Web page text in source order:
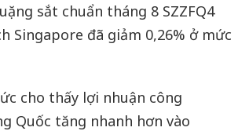
sắt chuẩn tháng 8 SZZFQ4
Singapore đã giảm 0,26% ở mức
cho thấy lợi nhuận công
Quốc tăng nhanh hơn vào